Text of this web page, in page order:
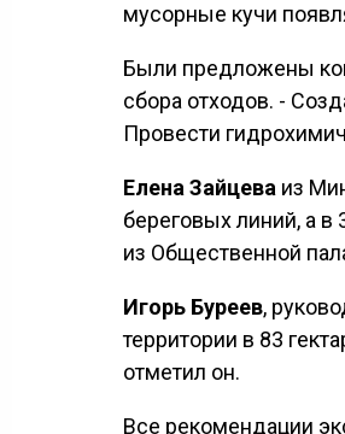
мусорные кучи
Были предложены
сбора отходов. -
Провести
Елена Зайцева из
береговых линий, а в
из Общественной
Игорь Буреев,
территории в 83
отметил он.
Все рекомендации